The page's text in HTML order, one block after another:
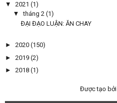
▼ 2021 (1)
▼tháng 2 (1)
ĐẠI ĐẠO LUẬN: ĂN CHAY
► 2020 (150)
► 2019 (2)
► 2018 (1)
Được tạo bởi